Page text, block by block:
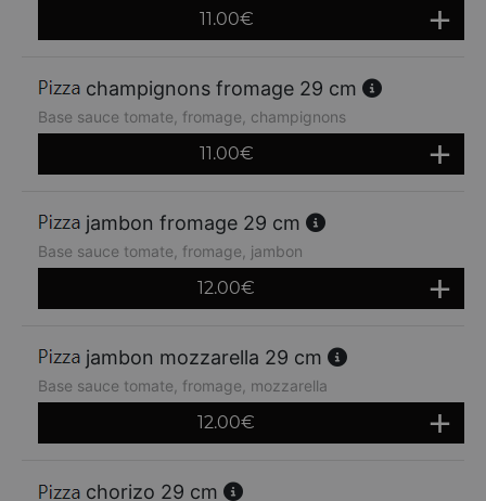
11.00€
champignons fromage 29 cm
Base sauce tomate, fromage, champignons
11.00€
jambon fromage 29 cm
Base sauce tomate, fromage, jambon
12.00€
jambon mozzarella 29 cm
Base sauce tomate, fromage, mozzarella
12.00€
chorizo 29 cm